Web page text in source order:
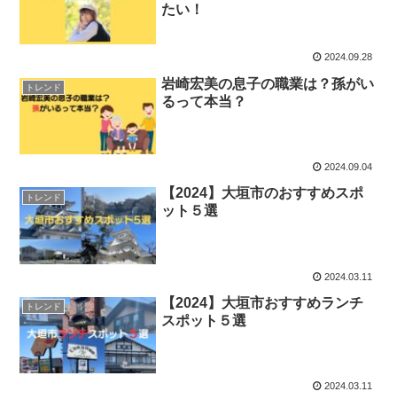
たい！
2024.09.28
トレンド
岩崎宏美の息子の職業は？孫がい
るって本当？
2024.09.04
トレンド
【2024】大垣市のおすすめスポ
ット５選
2024.03.11
トレンド
【2024】大垣市おすすめランチ
スポット５選
2024.03.11